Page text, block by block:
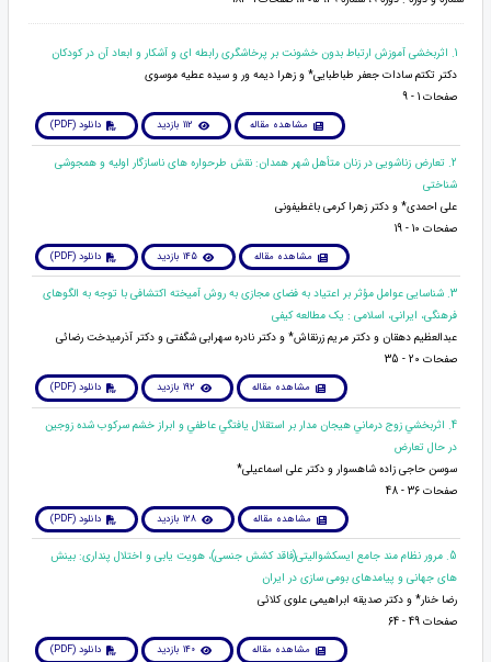
1. اثربخشی آموزش ارتباط بدون خشونت بر پرخاشگری رابطه ای و آشکار و ابعاد آن در کودکان
دکتر تکتم سادات جعفر طباطبایی* و زهرا دیمه ور و سیده عطیه موسوی
صفحات 1 - 9
مشاهده مقاله 112 بازدید دانلود (PDF)
2. تعارض زناشویی در زنان متأهل شهر همدان: نقش طرحواره های ناسازگار اولیه و همجوشی
شناختی
علی احمدی* و دکتر زهرا کرمی باغطیفونی
صفحات 10 - 19
مشاهده مقاله 145 بازدید دانلود (PDF)
3. شناسایی عوامل مؤثر بر اعتیاد به فضای مجازی به روش آمیخته اکتشافی با توجه به الگوهای
فرهنگی، ایرانی، اسلامی : یک مطالعه کیفی
عبدالعظیم دهقان و دکتر مریم زرنقاش* و دکتر نادره سهرابی شگفتی و دکتر آذرمیدخت رضائی
صفحات 20 - 35
مشاهده مقاله 192 بازدید دانلود (PDF)
4. اثربخشي زوج درماني هیجان مدار بر استقلال يافتگي عاطفي و ابراز خشم سرکوب شده زوجین
در حال تعارض
سوسن حاجی زاده شاهسوار و دکتر علی اسماعیلی*
صفحات 36 - 48
مشاهده مقاله 128 بازدید دانلود (PDF)
5. مرور نظام مند جامع ایسکشوالیتی(فاقد کشش جنسی)، هویت یابی و اختلال پنداری: بینش
های جهانی و پیامدهای بومی سازی در ایران
رضا خنار* و دکتر صدیقه ابراهیمی علوی کلائی
صفحات 49 - 64
مشاهده مقاله 140 بازدید دانلود (PDF)